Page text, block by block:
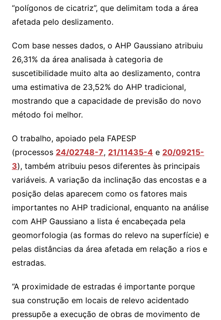
“polígonos de cicatriz”, que delimitam toda a área
afetada pelo deslizamento.
Com base nesses dados, o AHP Gaussiano atribuiu
26,31% da área analisada à categoria de
suscetibilidade muito alta ao deslizamento, contra
uma estimativa de 23,52% do AHP tradicional,
mostrando que a capacidade de previsão do novo
método foi melhor.
O trabalho, apoiado pela FAPESP
(processos 24/02748-7, 21/11435-4e 20/09215-
3), também atribuiu pesos diferentes às principais
variáveis. A variação da inclinação das encostas e a
posição delas aparecem como os fatores mais
importantes no AHP tradicional, enquanto na análise
com AHP Gaussiano a lista é encabeçada pela
geomorfologia (as formas do relevo na superfície) e
pelas distâncias da área afetada em relação a rios e
estradas.
“A proximidade de estradas é importante porque
sua construção em locais de relevo acidentado
pressupõe a execução de obras de movimento de